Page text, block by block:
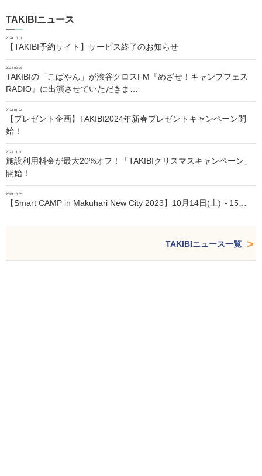
TAKIBIニュース
2024.10.01
【TAKIBI予約サイト】サービス終了のお知らせ
2024.02.06
TAKIBIの「こばやん」が渋谷クロスFM『めざせ！キャンプフェス
RADIO』に出演させていただきま…
2024.01.24
【プレゼント企画】TAKIBI2024年新春プレゼントキャンペーン開
始！
2023.11.30
施設利用料金が最大20%オフ！「TAKIBIクリスマスキャンペーン」
開始！
2023.10.05
【Smart CAMP in Makuhari New City 2023】10月14日(土)～15…
TAKIBIニュース一覧